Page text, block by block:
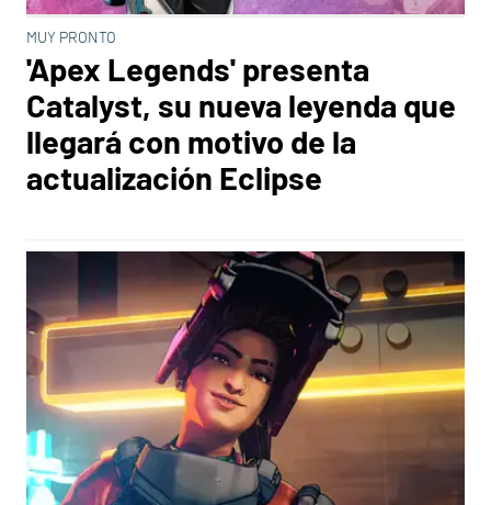
MUY PRONTO
'Apex Legends' presenta
Catalyst, su nueva leyenda que
llegará con motivo de la
actualización Eclipse